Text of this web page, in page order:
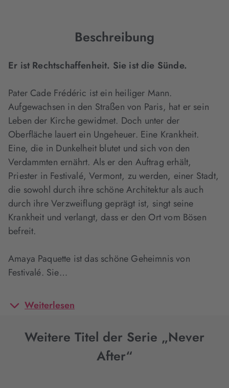
Beschreibung
Er ist Rechtschaffenheit. Sie ist die Sünde.
Pater Cade Frédéric ist ein heiliger Mann.
Aufgewachsen in den Straßen von Paris, hat er sein
Leben der Kirche gewidmet. Doch unter der
Oberfläche lauert ein Ungeheuer. Eine Krankheit.
Eine, die in Dunkelheit blutet und sich von den
Verdammten ernährt. Als er den Auftrag erhält,
Priester in Festivalé, Vermont, zu werden, einer Stadt,
die sowohl durch ihre schöne Architektur als auch
durch ihre Verzweiflung geprägt ist, singt seine
Krankheit und verlangt, dass er den Ort vom Bösen
befreit.
Amaya Paquette ist das schöne Geheimnis von
Festivalé. Sie…
Weiterlesen
Weitere Titel der Serie „Never
After“